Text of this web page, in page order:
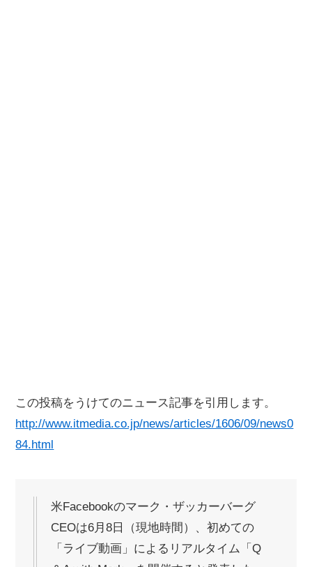
この投稿をうけてのニュース記事を引用します。
http://www.itmedia.co.jp/news/articles/1606/09/news0
84.html
米Facebookのマーク・ザッカーバーグ
CEOは6月8日（現地時間）、初めての
「ライブ動画」によるリアルタイム「Q